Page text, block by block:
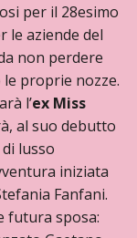
per il 28esimo
le aziende del
non perdere
proprie nozze.
l’ex Miss
al suo debutto
lusso
iniziata
Fanfani.
futura sposa: